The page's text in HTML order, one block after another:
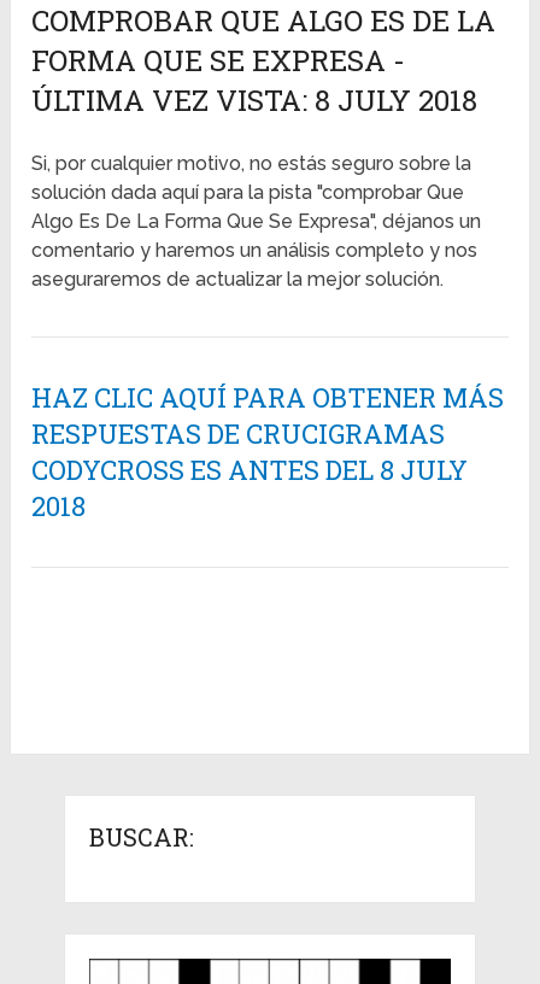
COMPROBAR QUE ALGO ES DE LA
FORMA QUE SE EXPRESA -
ÚLTIMA VEZ VISTA: 8 JULY 2018
Si, por cualquier motivo, no estás seguro sobre la
solución dada aquí para la pista "comprobar Que
Algo Es De La Forma Que Se Expresa", déjanos un
comentario y haremos un análisis completo y nos
aseguraremos de actualizar la mejor solución.
HAZ CLIC AQUÍ PARA OBTENER MÁS
RESPUESTAS DE CRUCIGRAMAS
CODYCROSS ES ANTES DEL 8 JULY
2018
BUSCAR: